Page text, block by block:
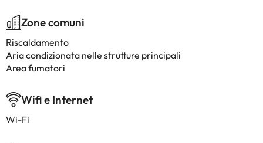
Zone comuni
Riscaldamento
Aria condizionata nelle strutture principali
Area fumatori
Wifi e Internet
Wi-Fi